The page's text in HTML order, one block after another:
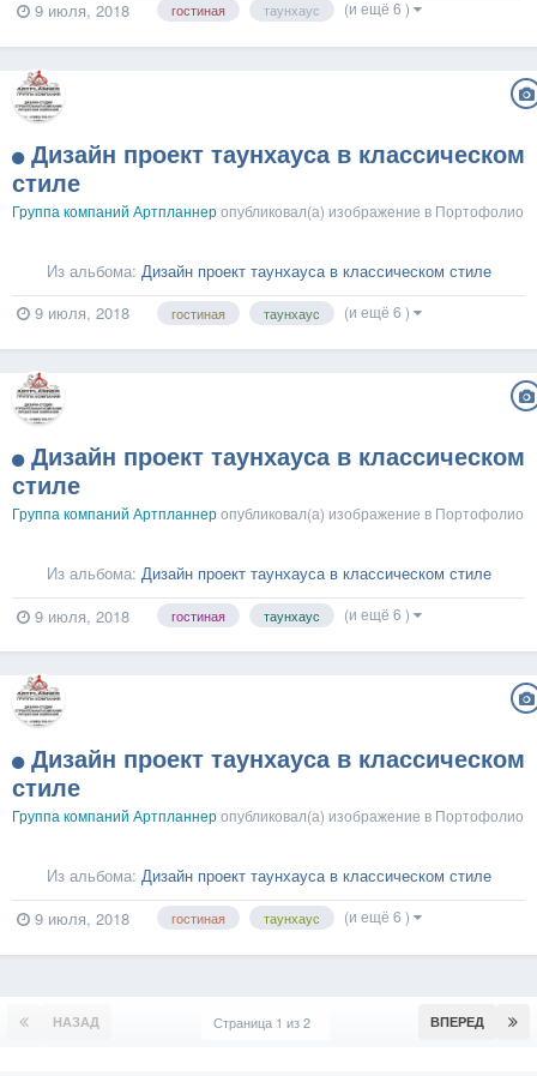
9 июля, 2018
гостиная таунхаус (и ещё 6 )
Дизайн проект таунхауса в классическом
стиле
Группа компаний Артпланнеропубликовал(а) изображение в Портофолио
Из альбома: Дизайн проект таунхауса в классическом стиле
9 июля, 2018
гостиная таунхаус (и ещё 6 )
Дизайн проект таунхауса в классическом
стиле
Группа компаний Артпланнеропубликовал(а) изображение в Портофолио
Из альбома: Дизайн проект таунхауса в классическом стиле
9 июля, 2018
гостиная таунхаус (и ещё 6 )
Дизайн проект таунхауса в классическом
стиле
Группа компаний Артпланнеропубликовал(а) изображение в Портофолио
Из альбома: Дизайн проект таунхауса в классическом стиле
9 июля, 2018
гостиная таунхаус (и ещё 6 )
НАЗАД ВПЕРЕД
Страница 1 из 2